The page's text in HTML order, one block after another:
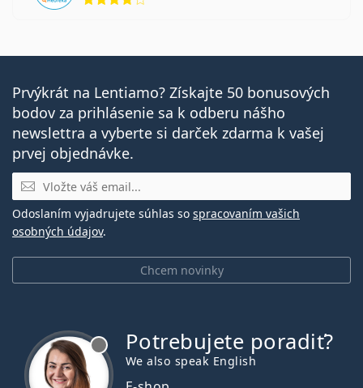
Prvýkrát na Lentiamo? Získajte 50 bonusových
bodov za prihlásenie sa k odberu nášho
newslettra a vyberte si darček zdarma k vašej
prvej objednávke.
E-mail
Chcem novinky
Odoslaním vyjadrujete súhlas so spracovaním vašich
osobných údajov.
Potrebujete poradiť?
We also speak English